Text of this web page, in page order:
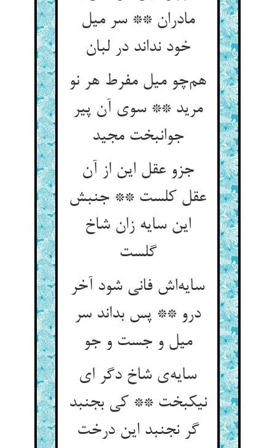
مادران ** سر میل
خود نداند در لبان
هم‌چو میل مفرط هر نو
مرید ** سوی آن پیر
جوانبخت مجید
جزو عقل این از آن
عقل کلست ** جنبش
این سایه زان شاخ
گلست
سایه‌اش فانی شود آخر
درو ** پس بداند سر
میل و جست و جو
سایه‌ی شاخ دگر ای
نیکبخت ** کی بجنبد
گر نجنبد این درخت